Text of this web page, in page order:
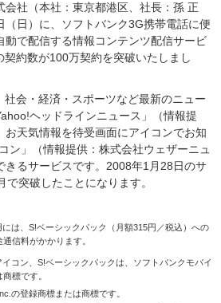
会社（本社：東京都港区、社長：孫 正
日）に、ソフトバンク3G携帯電話に便
動で配信する情報コンテンツ配信サービ
契約数が100万契約を突破いたしまし
社会・経済・スポーツなど最新のニュー
ヘッドラインニュース」（情報提
お天気情報を待受画面にアイコンでお知
ン」（情報提供：株式会社ウェザーニュ
きるサービスです。2008年1月28日のサ
突破したことになります。
には、S!ベーシックパック（月額315円／税込）への
信料がかかります。
コン、S!ベーシックパックは、ソフトバンクモバイ
標です。
の登録商標または商標です。